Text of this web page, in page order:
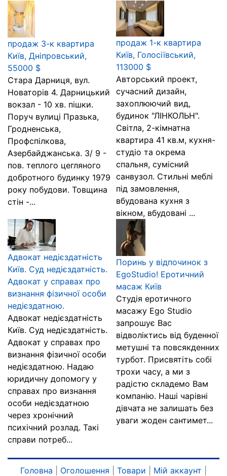
продаж 3-к квартира
Київ, Дніпровський,
55000 $
Стара Дарниця, вул.
Новаторів 4. Дарницький
вокзал - 10 хв. пішки.
Поруч вулиці Празька,
Гродненська,
Профспілкова,
Азербайджанська. 3/ 9 -
пов. теплого цегляного
добротного будинку 1979
року побудови. Товщина
стін -...
продаж 1-к квартира
Київ, Голосіївський,
113000 $
Авторський проект,
сучасний дизайн,
захоплюючий вид,
будинок "ЛІНКОЛЬН".
Світла, 2-кімнатна
квартира 41 кв.м, кухня-
студіо та окрема
спальня, сумісний
санвузол. Стильні меблі
під замовлення,
вбудована кухня з
вікном, вбудовані ...
Адвокат недієздатність
Київ. Суд недієздатність.
Адвокат у справах про
визнання фізичної особи
недієздатною.
Адвокат недієздатність
Київ. Суд недієздатність.
Адвокат у справах про
визнання фізичної особи
недієздатною. Надаю
юридичну допомогу у
справах про визнання
особи недієздатною
через хронічний
психічний розлад. Такі
справи потреб...
Поринь у відпочинок з
EgoStudio! Еротичний
масаж Київ
Студія еротичного
масажу Ego Studio
запрошує Вас
відволіктись від буденної
метушні та повсякденних
турбот. Присвятіть собі
трохи часу, а ми з
радістю складемо Вам
компанію. Наші чарівні
дівчата не залишать без
уваги жоден сантимет...
Головна Оголошення Товари Мій аккаунт